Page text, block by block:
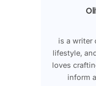
is a writer
lifestyle,
loves
inform